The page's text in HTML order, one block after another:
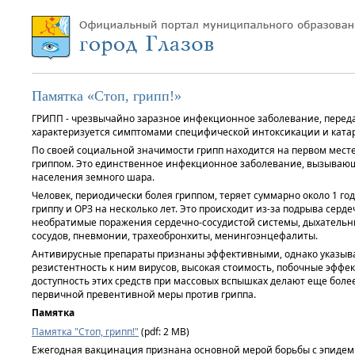
Памятка «Стоп, грипп!»
ГРИПП - чрезвычайно заразное инфекционное заболевание,
характеризуется симптомами специфической интоксикации и
По своей социальной значимости грипп находится на первом
гриппом. Это единственное инфекционное заболевание,
населения земного шара.
Человек, периодически болея гриппом, теряет суммарно около 1
гриппу и ОРЗ на несколько лет. Это происходит из-за подрыва
необратимые поражения сердечно-сосудистой системы,
сосудов, пневмонии, трахеобронхиты, менингоэнцефалиты.
Антивирусные препараты признаны эффективными, однако
резистентность к ним вирусов, высокая стоимость, побочные
доступность этих средств при массовых вспышках делают еще
первичной превентивной меры против гриппа.
Памятка
Памятка "Стоп, грипп!" (pdf: 2 MB)
Ежегодная вакцинация признана основной мерой борьбы с